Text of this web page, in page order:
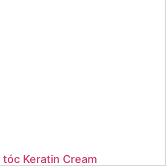
tóc Keratin Cream